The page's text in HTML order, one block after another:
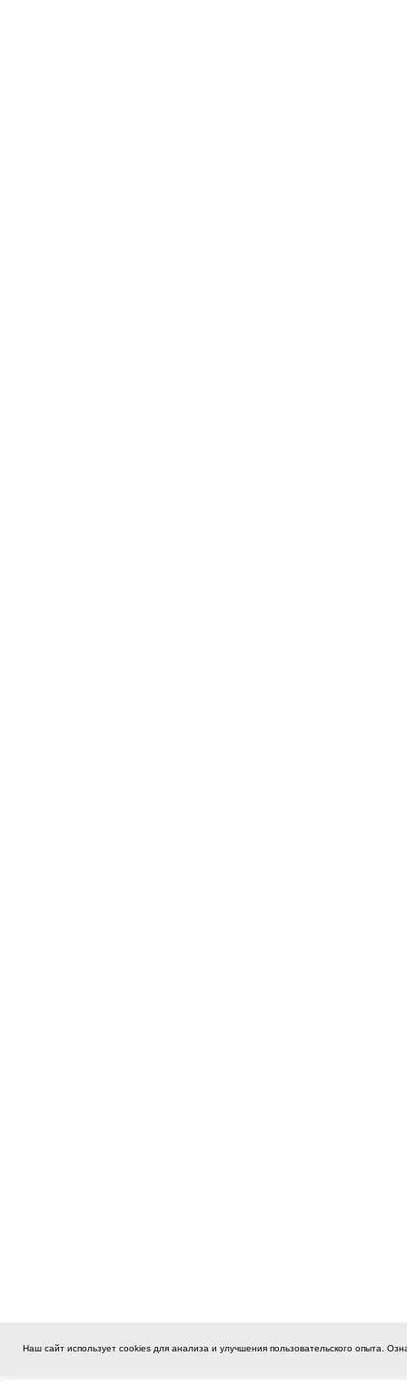
Наш сайт использует cookies для анализа и улучшения пользовательского опыта.